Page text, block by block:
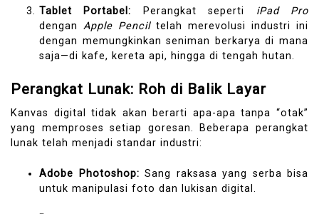
Tablet Portabel: Perangkat seperti iPad Pro
dengan Apple Penciltelah merevolusi industri ini
dengan memungkinkan seniman berkarya di mana
saja—di kafe, kereta api, hingga di tengah hutan.
Perangkat Lunak: Roh di Balik Layar
Kanvas digital tidak akan berarti apa-apa tanpa “otak”
yang memproses setiap goresan. Beberapa perangkat
lunak telah menjadi standar industri:
Adobe Photoshop: Sang raksasa yang serba bisa
untuk manipulasi foto dan lukisan digital.